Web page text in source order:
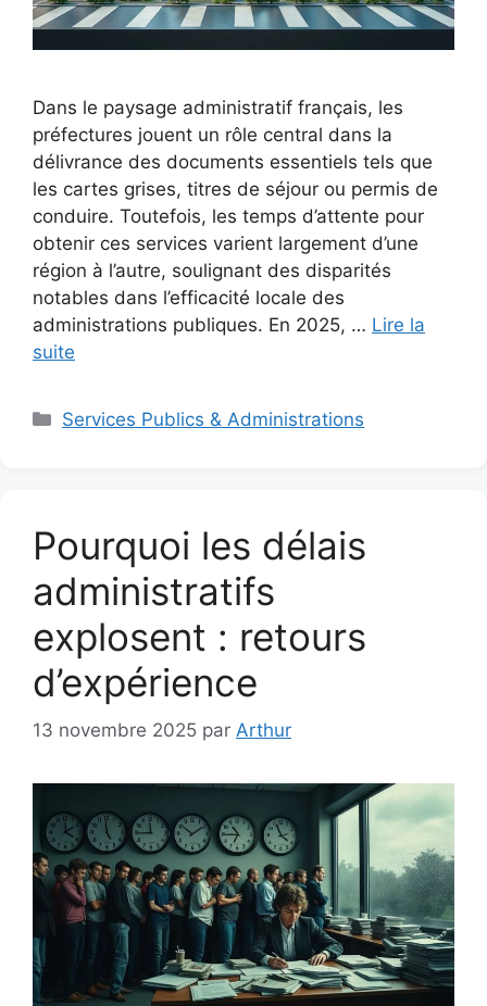
Dans le paysage administratif français, les
préfectures jouent un rôle central dans la
délivrance des documents essentiels tels que
les cartes grises, titres de séjour ou permis de
conduire. Toutefois, les temps d’attente pour
obtenir ces services varient largement d’une
région à l’autre, soulignant des disparités
notables dans l’efficacité locale des
administrations publiques. En 2025, … Lire la
suite
Catégories
Services Publics & Administrations
Pourquoi les délais
administratifs
explosent : retours
d’expérience
13 novembre 2025 par Arthur